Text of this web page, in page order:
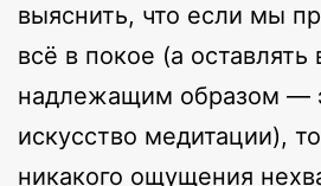
выяснить, что если мы
всё в покое (а оставлять
надлежащим образом —
искусство медитации),
никакого ощущения